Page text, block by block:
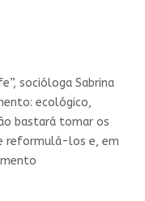
socióloga Sabrina
ecológico,
bastará tomar os
reformulá-los e, em